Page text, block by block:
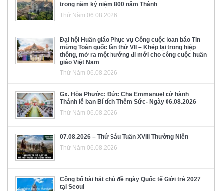
trong năm kỷ niệm 800 năm Thánh
Thứ Năm 06.08.2026
Đại hội Huấn giáo Phục vụ Công cuộc loan báo Tin
mừng Toàn quốc lần thứ VII – Khép lại trong hiệp
thông, mở ra một hướng đi mới cho công cuộc huấn
giáo Việt Nam
Thứ Năm 06.08.2026
Gx. Hòa Phước: Đức Cha Emmanuel cử hành
Thánh lễ ban Bí tích Thêm Sức- Ngày 06.08.2026
Thứ Năm 06.08.2026
07.08.2026 – Thứ Sáu Tuần XVIII Thường Niên
Thứ Năm 06.08.2026
Công bố bài hát chủ đề ngày Quốc tế Giới trẻ 2027
tại Seoul